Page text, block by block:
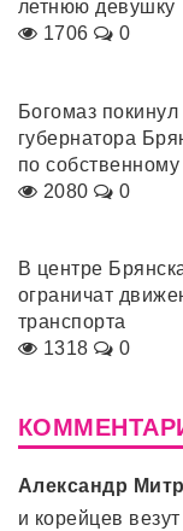
летнюю девушку
1706
0
Богомаз покинул
губернатора
по
2080
0
В центре
ограничат
транспорта
1318
0
Александр
и корейцев везут